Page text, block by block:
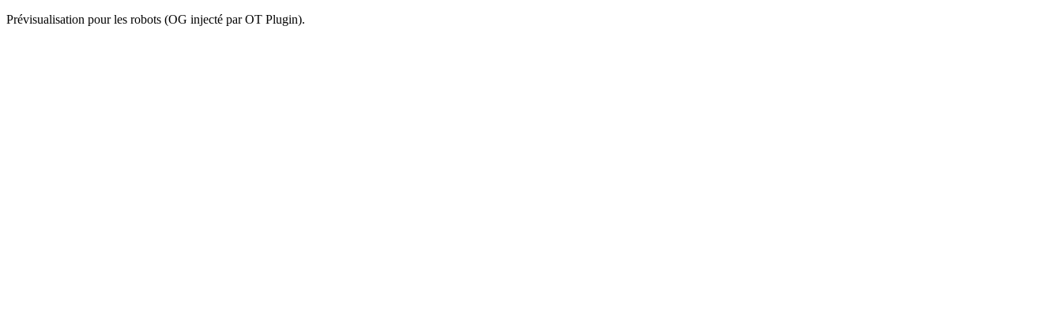
Prévisualisation pour les robots (OG injecté par OT Plugin).